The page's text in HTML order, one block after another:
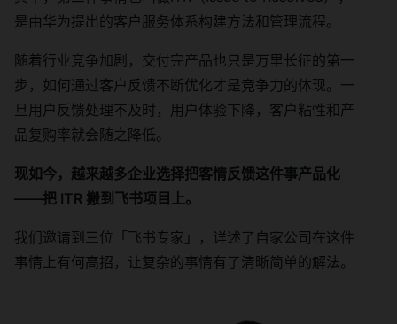
是由华为提出的客户服务体系构建方法和管理流程。
随着行业竞争加剧，交付完产品也只是万里长征的第一
步，如何通过客户反馈不断优化才是竞争力的体现。一
旦用户反馈处理不及时，用户体验下降，客户粘性和产
品复购率就会随之降低。
现如今，越来越多企业选择把客情反馈这件事产品化
——把 ITR 搬到飞书项目上。
我们邀请到三位「飞书专家」，详述了自家公司在这件
事情上有何高招，让复杂的事情有了清晰简单的解法。